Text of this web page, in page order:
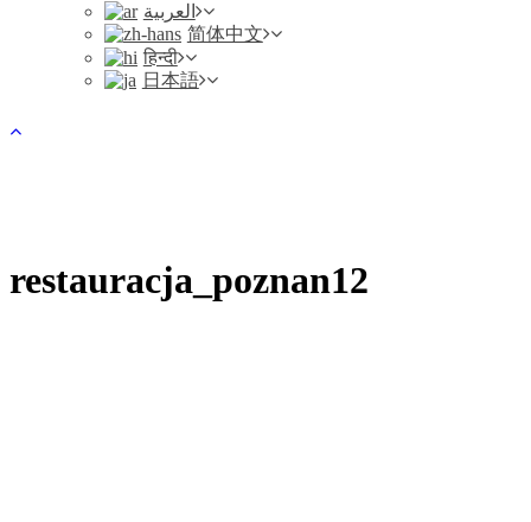
العربية
简体中文
हिन्दी
日本語
restauracja_poznan12